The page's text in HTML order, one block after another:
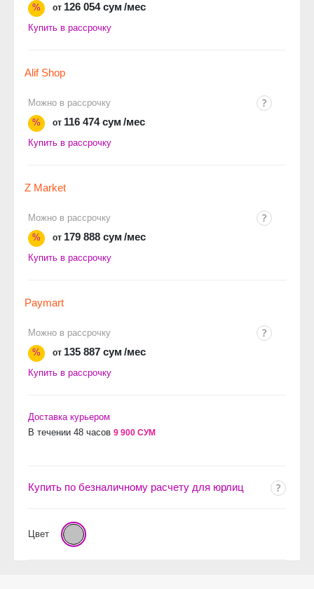
%
от 126 054 сум /мес
Купить в рассрочку
Alif Shop
Можно в рассрочку
%
от 116 474 сум /мес
Купить в рассрочку
Z Market
Можно в рассрочку
%
от 179 888 сум /мес
Купить в рассрочку
Paymart
Можно в рассрочку
%
от 135 887 сум /мес
Купить в рассрочку
Доставка курьером
В течении 48 часов 9 900 СУМ
Купить по безналичному расчету для юрлиц
Цвет